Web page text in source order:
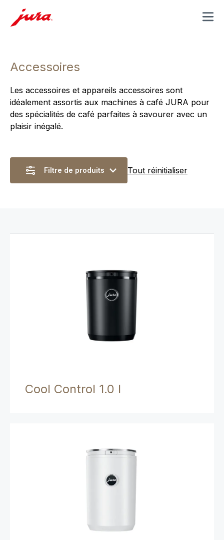
MENU
Accessoires
Les accessoires et appareils accessoires sont
idéalement assortis aux machines à café JURA pour
des spécialités de café parfaites à savourer avec un
plaisir inégalé.
Filtre de produits Tout réinitialiser
Cool Control 1.0 l